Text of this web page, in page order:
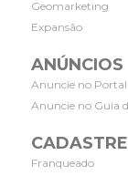
Geomarketing
Expansão
ANÚNCIOS
Anuncie no Portal
Anuncie no Guia
Franqueado